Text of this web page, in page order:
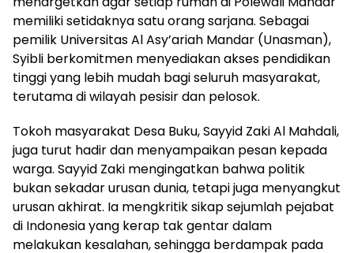
memiliki setidaknya satu orang sarjana. Sebagai
pemilik Universitas Al Asy’ariah Mandar (Unasman),
Syibli berkomitmen menyediakan akses pendidikan
tinggi yang lebih mudah bagi seluruh masyarakat,
terutama di wilayah pesisir dan pelosok.
Tokoh masyarakat Desa Buku, Sayyid Zaki Al Mahdali,
juga turut hadir dan menyampaikan pesan kepada
warga. Sayyid Zaki mengingatkan bahwa politik
bukan sekadar urusan dunia, tetapi juga menyangkut
urusan akhirat. Ia mengkritik sikap sejumlah pejabat
di Indonesia yang kerap tak gentar dalam
melakukan kesalahan, sehingga berdampak pada